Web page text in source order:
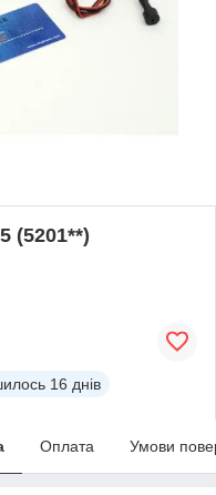
(5201**)
16 днів
Оплата Умови